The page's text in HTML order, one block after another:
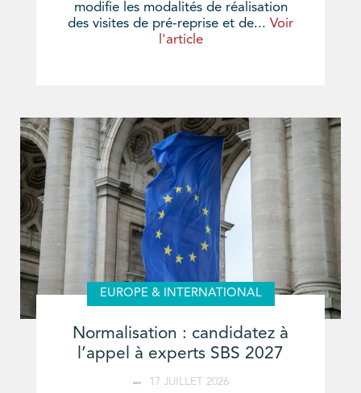
modifie les modalités de réalisation
des visites de pré-reprise et de... Voir
l'article
EUROPE & INTERNATIONAL
Normalisation : candidatez à
l’appel à experts SBS 2027
17 JUILLET 2026